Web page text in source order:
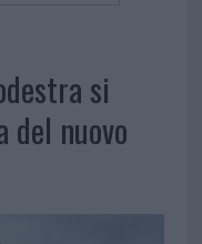
si
del nuovo